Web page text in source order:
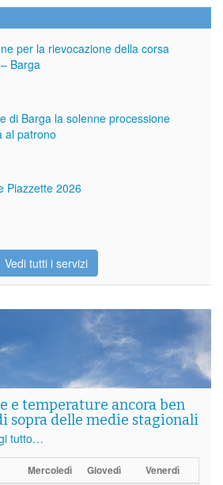
per la rievocazione della corsa
Barga
di Barga la solenne processione
al patrono
Piazzette 2026
Vedi tutti i servizi
e temperature ancora ben
sopra delle medie stagionali
tutto…
Mercoledì Giovedì Venerdì